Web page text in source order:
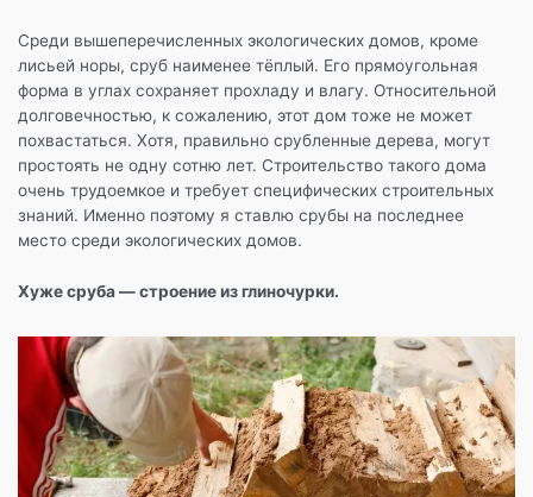
Среди вышеперечисленных экологических домов, кроме
лисьей норы, сруб наименее тёплый. Его прямоугольная
форма в углах сохраняет прохладу и влагу. Относительной
долговечностью, к сожалению, этот дом тоже не может
похвастаться. Хотя, правильно срубленные дерева, могут
простоять не одну сотню лет. Строительство такого дома
очень трудоемкое и требует специфических строительных
знаний. Именно поэтому я ставлю срубы на последнее
место среди экологических домов.
Хуже сруба — строение из глиночурки.